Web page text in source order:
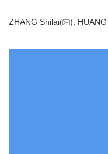
ZHANG Shilai( ),